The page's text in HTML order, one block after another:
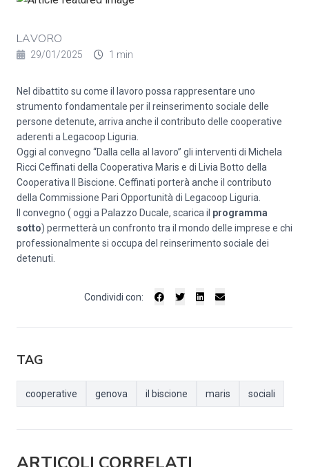
LAVORO
29/01/2025 1 min
Nel dibattito su come il lavoro possa rappresentare uno
strumento fondamentale per il reinserimento sociale delle
persone detenute, arriva anche il contributo delle cooperative
aderenti a Legacoop Liguria.
Oggi al convegno “Dalla cella al lavoro” gli interventi di Michela
Ricci Ceffinati della Cooperativa Maris e di Livia Botto della
Cooperativa Il Biscione. Ceffinati porterà anche il contributo
della Commissione Pari Opportunità di Legacoop Liguria.
Il convegno ( oggi a Palazzo Ducale, scarica il programma
sotto) permetterà un confronto tra il mondo delle imprese e chi
professionalmente si occupa del reinserimento sociale dei
detenuti.
Condividi con:
TAG
cooperative genova il biscione maris sociali